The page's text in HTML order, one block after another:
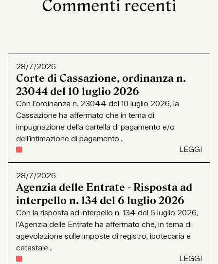
Commenti recenti
28/7/2026
Corte di Cassazione, ordinanza n.
23044 del 10 luglio 2026
Con l’ordinanza n. 23044 del 10 luglio 2026, la
Cassazione ha affermato che in tema di
impugnazione della cartella di pagamento e/o
dell’intimazione di pagamento...
LEGGI
28/7/2026
Agenzia delle Entrate - Risposta ad
interpello n. 134 del 6 luglio 2026
Con la risposta ad interpello n. 134 del 6 luglio 2026,
l’Agenzia delle Entrate ha affermato che, in tema di
agevolazione sulle imposte di registro, ipotecaria e
catastale...
LEGGI